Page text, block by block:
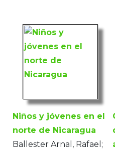
Niños y jóvenes en el
norte de Nicaragua
Ballester Arnal, Rafael;